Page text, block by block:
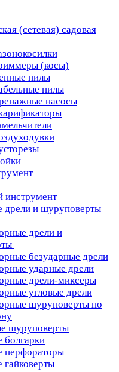
(сетевая) садовая
(косы)
пилы
пилы
насосы
инструмент
дрели и шуруповерты
дрели и
безударные дрели
ударные дрели
дрели-миксеры
угловые дрели
шуруповерты по
шуруповерты
болгарки
перфораторы